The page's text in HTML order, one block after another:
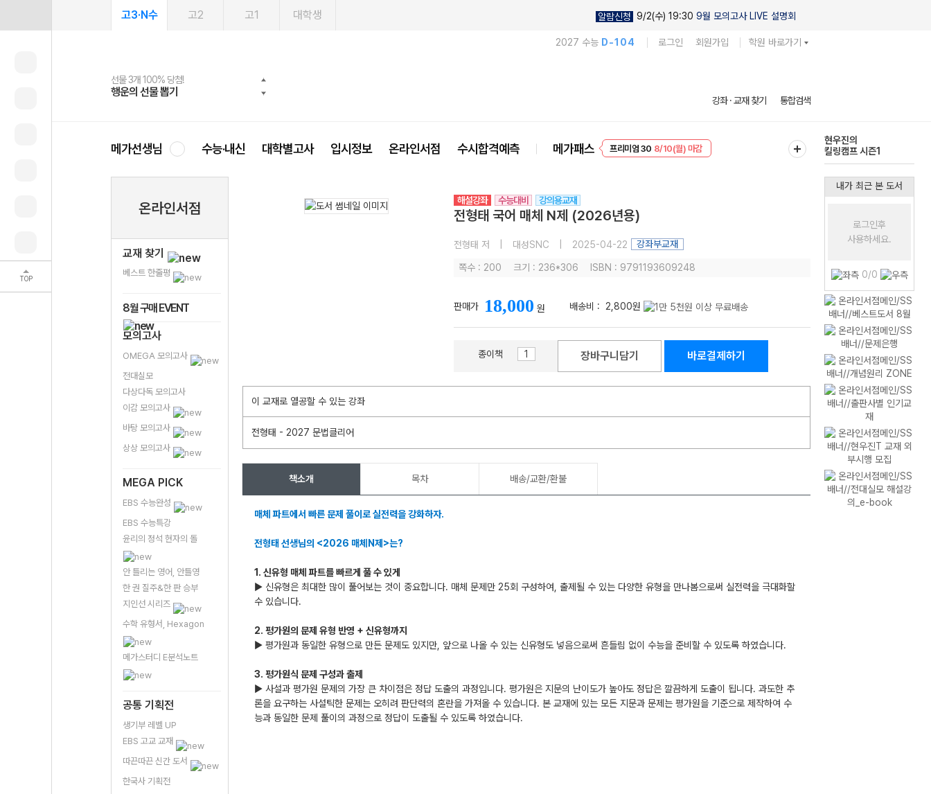
TOP
고3·N수 고2 고1 대학생 알람신청 9/2(수) 19:30 9월 모의고사 LIVE 설명회
2027 수능 D-104 로그인 회원가입 학원 바로가기
메가스터디
선물 3개 100% 당첨!
행운의 선물 뽑기
선물 100% 증정!
메가스터디 X 올리브
여름방학 스터디 캐시백
메가런 썸머스쿨
2027 러셀 단과
강사 공개선발
스마트러닝앱
설문 EVENT
메가패스
3일 무료 체험권
메가패스 수강생 무료혜택!
메가클럽 멤버십
사회공헌 캠페인
희망이룸 메가나눔
강좌 · 교재 찾기 통합검색
메가선생님 수능·내신 대학별고사 입시정보 온라인서점 수시합격예측 메가패스 프리미엄 30 8/10(월) 마감
다채로운 난도
실전 모의고사
온라인서점
교재 찾기
베스트 한줄평
8월 구매 EVENT
모의고사
OMEGA 모의고사
전대실모
다상다독 모의고사
이감 모의고사
바탕 모의고사
상상 모의고사
MEGA PICK
EBS 수능완성
EBS 수능특강
윤리의 정석 현자의 돌
안 틀리는 영어, 안틀영
한 권 질주&한 판 승부
지인선 시리즈
수학 유형서, Hexagon
메가스터디 E분석노트
공통 기획전
생기부 레벨 UP
EBS 고교 교재
따끈따끈 신간 도서
한국사 기획전
해설강좌 수능대비 강의용교재
전형태 국어 매체 N제 (2026년용)
전형태 저 대성SNC 2025-04-22 강좌부교재
쪽수 : 200 크기 : 236*306 ISBN : 9791193609248
판매가 18,000 원 배송비 : 2,800원
종이책 장바구니담기 바로결제하기
이 교재로 열공할 수 있는 강좌
전형태 - 2027 문법클리어
책소개 목차 배송/교환/환불
매체 파트에서 빠른 문제 풀이로 실전력을 강화하자.
전형태 선생님의 <2026 매체N제>는?
1. 신유형 매체 파트를 빠르게 풀 수 있게
▶ 신유형은 최대한 많이 풀어보는 것이 중요합니다. 매체 문제만 25회 구성하여, 출제될 수 있는 다양한 유형을 만나봄으로써 실전력을 극대화할
수 있습니다.
2. 평가원의 문제 유형 반영 + 신유형까지
▶ 평가원과 동일한 유형으로 만든 문제도 있지만, 앞으로 나올 수 있는 신유형도 넣음으로써 흔들림 없이 수능을 준비할 수 있도록 하였습니다.
3. 평가원식 문제 구성과 출제
▶ 사설과 평가원 문제의 가장 큰 차이점은 정답 도출의 과정입니다. 평가원은 지문의 난이도가 높아도 정답은 깔끔하게 도출이 됩니다. 과도한 추
론을 요구하는 사설틱한 문제는 오히려 판단력의 혼란을 가져올 수 있습니다. 본 교재에 있는 모든 지문과 문제는 평가원을 기준으로 제작하여 수
능과 동일한 문제 풀이의 과정으로 정답이 도출될 수 있도록 하였습니다.
내가 최근 본 도서
로그인후
사용하세요.
0/0